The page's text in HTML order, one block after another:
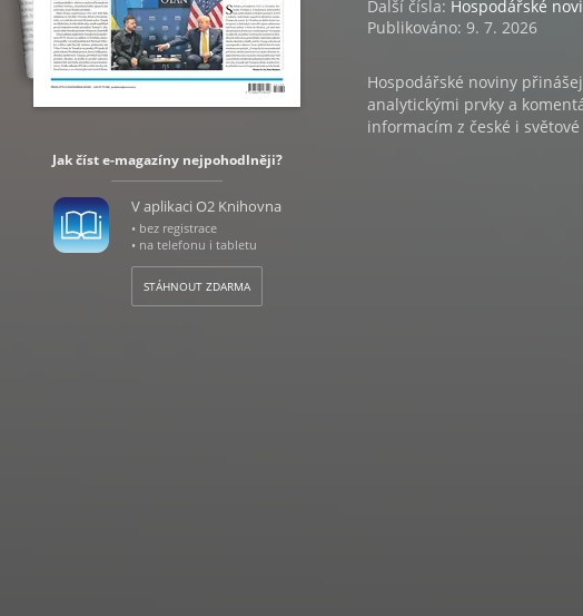
Jak číst e-magazíny nejpohodlněji?
V aplikaci O2 Knihovna
• bez registrace
• na telefonu i tabletu
STÁHNOUT ZDARMA
Další čísla: Hospodářské
Publikováno: 9. 7. 2026
Hospodářské noviny
analytickými prvky a
informacím z české i